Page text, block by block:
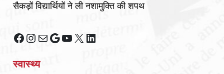
सैकड़ों विद्यार्थियों ने ली नशामुक्ति की शपथ
Facebook
Instagram
MailGoogle
YouTube
X LinkedIn
स्वास्थ्य